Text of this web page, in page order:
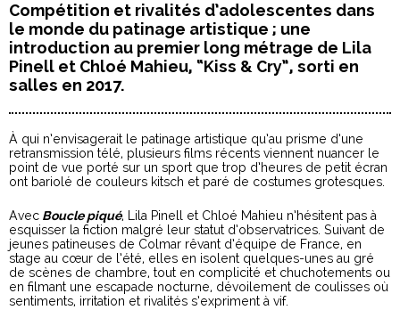
Compétition et rivalités d’adolescentes dans
le monde du patinage artistique ; une
introduction au premier long métrage de Lila
Pinell et Chloé Mahieu, “Kiss & Cry”, sorti en
salles en 2017.
À qui n’envisagerait le patinage artistique qu’au prisme d’une
retransmission télé, plusieurs films récents viennent nuancer le
point de vue porté sur un sport que trop d’heures de petit écran
ont bariolé de couleurs kitsch et paré de costumes grotesques.
Avec Boucle piqué, Lila Pinell et Chloé Mahieu n’hésitent pas à
esquisser la fiction malgré leur statut d’observatrices. Suivant de
jeunes patineuses de Colmar rêvant d’équipe de France, en
stage au cœur de l’été, elles en isolent quelques-unes au gré
de scènes de chambre, tout en complicité et chuchotements ou
en filmant une escapade nocturne, dévoilement de coulisses où
sentiments, irritation et rivalités s’expriment à vif.